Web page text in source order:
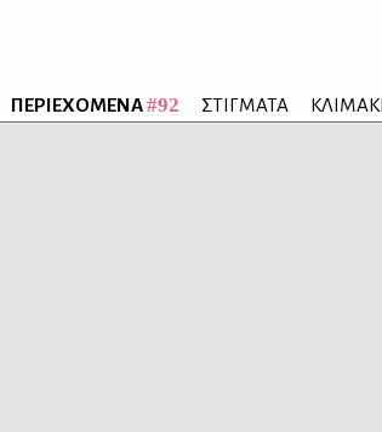
ΠΕΡΙΕΧΟΜΕΝΑ#92 ΣΤΙΓΜΑΤΑ